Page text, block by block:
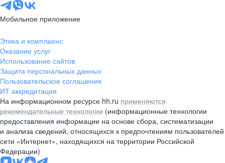
Мобильное приложение
Этика и комплаенс
Оказание услуг
Использование сайтов
Защита персональных данных
Пользовательское соглашение
ИТ аккредитация
На информационном ресурсе hh.ru применяются
рекомендательные технологии (информационные технологии
предоставления информации на основе сбора, систематизации
и анализа сведений, относящихся к предпочтениям пользователей
сети «Интернет», находящихся на территории Российской
Федерации)